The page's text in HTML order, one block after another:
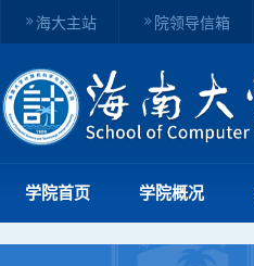
海大主站 院领导信箱
学院首页 学院概况